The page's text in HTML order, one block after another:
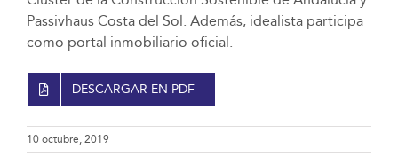
Passivhaus Costa del Sol. Además, idealista participa
como portal inmobiliario oficial.
DESCARGAR EN PDF
10 octubre, 2019